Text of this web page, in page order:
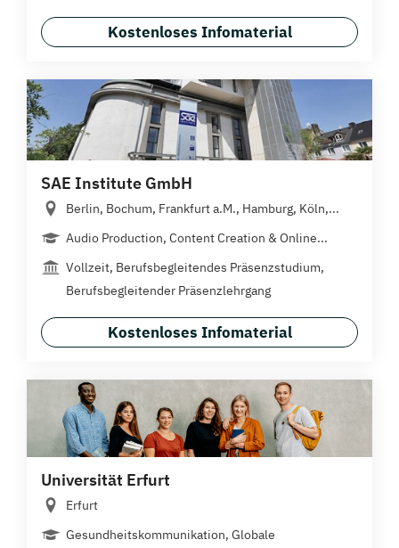
Kostenloses Infomaterial
SAE Institute GmbH
Berlin, Bochum, Frankfurt a.M., Hamburg, Köln,...
Audio Production, Content Creation & Online...
Vollzeit, Berufsbegleitendes Präsenzstudium,
Berufsbegleitender Präsenzlehrgang
Kostenloses Infomaterial
Universität Erfurt
Erfurt
Gesundheitskommunikation, Globale